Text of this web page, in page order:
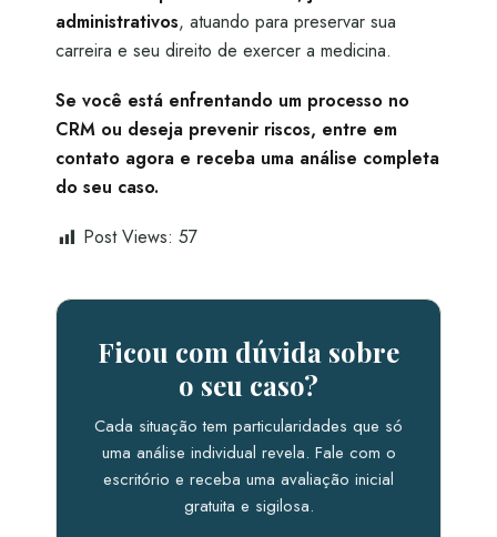
administrativos, atuando para preservar sua
carreira e seu direito de exercer a medicina.
Se você está enfrentando um processo no
CRM ou deseja prevenir riscos, entre em
contato agora e receba uma análise completa
do seu caso.
Post Views: 57
Ficou com dúvida sobre
o seu caso?
Cada situação tem particularidades que só
uma análise individual revela. Fale com o
escritório e receba uma avaliação inicial
gratuita e sigilosa.